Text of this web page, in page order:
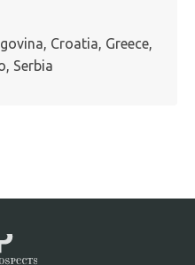
Croatia, Greece,
Serbia